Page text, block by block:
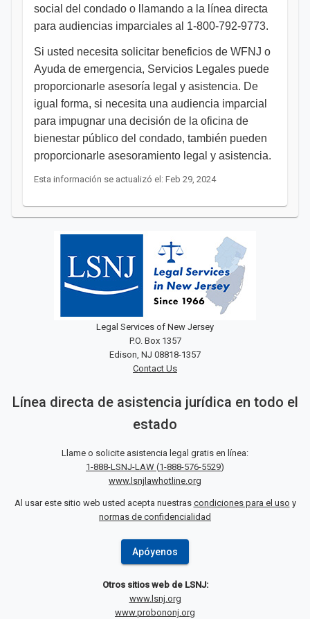
social del condado o llamando a la línea directa
para audiencias imparciales al 1-800-792-9773.
Si usted necesita solicitar beneficios de WFNJ o
Ayuda de emergencia, Servicios Legales puede
proporcionarle asesoría legal y asistencia. De
igual forma, si necesita una audiencia imparcial
para impugnar una decisión de la oficina de
bienestar público del condado, también pueden
proporcionarle asesoramiento legal y asistencia.
Esta información se actualizó el: Feb 29, 2024
Legal Services of New Jersey
P.O. Box 1357
Edison, NJ 08818-1357
Contact Us
Línea directa de asistencia jurídica en todo el
estado
Llame o solicite asistencia legal gratis en línea:
1-888-LSNJ-LAW (1-888-576-5529)
www.lsnjlawhotline.org
Al usar este sitio web usted acepta nuestras condiciones para el uso y
normas de confidencialidad
Apóyenos
Otros sitios web de LSNJ:
www.lsnj.org
www.probononj.org